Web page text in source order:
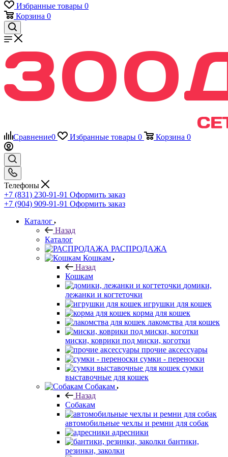
Избранные товары 0
Корзина 0
Сравнение0 Избранные товары 0 Корзина 0
Телефоны
+7 (831) 230-91-91 Оформить заказ
+7 (904) 909-91-91 Оформить заказ
Каталог
Назад
Каталог
РАСПРОДАЖА
Кошкам
Назад
Кошкам
домики,
лежанки и когтеточки
игрушки для кошек
корма для кошек
лакомства для кошек
миски, коврики под миски, коготки
прочие аксессуары
сумки - переноски
сумки
выставочные для кошек
Собакам
Назад
Собакам
автомобильные чехлы и ремни для собак
адресники
бантики,
резинки, заколки